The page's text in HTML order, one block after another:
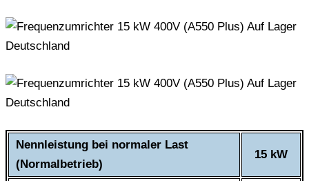
Nennleistung bei normaler Last
(Normalbetrieb)
15 kW